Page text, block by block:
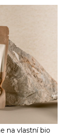
na vlastní bio